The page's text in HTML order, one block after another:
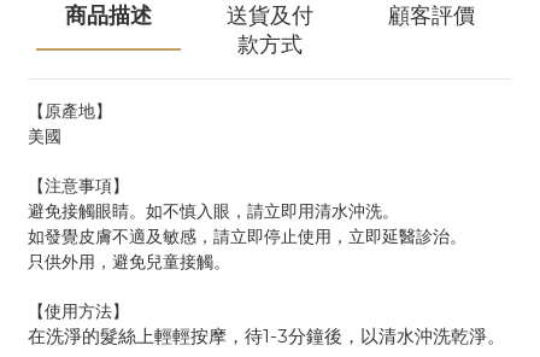
商品描述
送貨及付
款方式
顧客評價
【原產地】
美國
【注意事項】
避免接觸眼睛。如不慎入眼，請立即用清水沖洗。
如發覺皮膚不適及敏感，請立即停止使用，立即延醫診治。
只供外用，避免兒童接觸。
【使用方法】
在洗淨的髮絲上輕輕按摩，待1-3分鐘後，以清水沖洗乾淨。